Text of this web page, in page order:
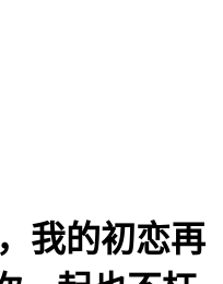
我的初恋再